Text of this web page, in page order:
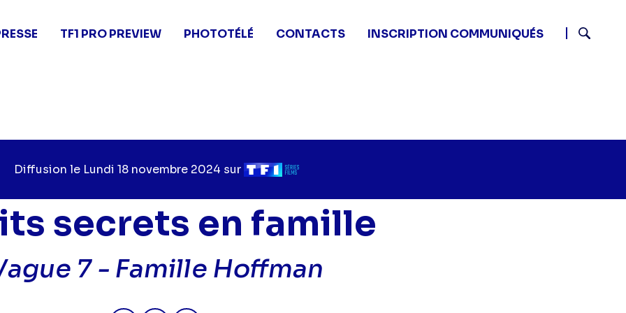
TF1 PRO PREVIEW PHOTOTÉLÉ CONTACTS
INSCRIPTION COMMUNIQUÉS
Diffusion le Jour
diffusion
Lundi 18 novembre 2024 sur Chaîne
diffusion
secrets en famille
7 - Famille Hoffman